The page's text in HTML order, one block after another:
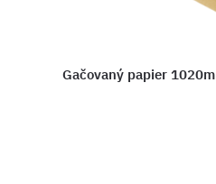
Gačovaný papier 1020m